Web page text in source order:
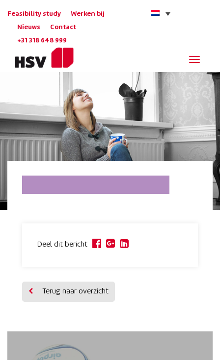
Feasibility study Werken bij
Nieuws Contact
+31 318 648 999
Deel dit bericht
Terug naar overzicht